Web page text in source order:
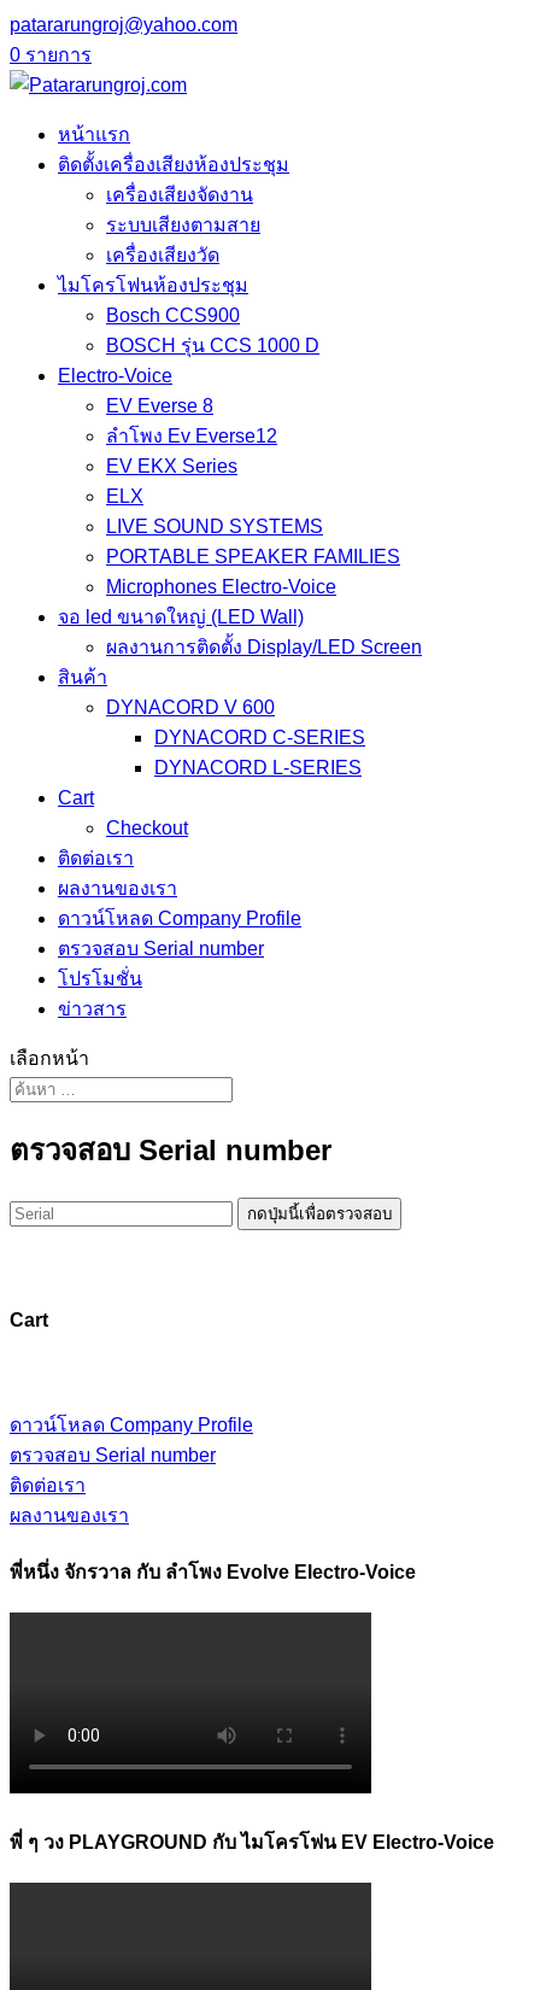
patararungroj@yahoo.com
0 รายการ
หน้าแรก
ติดตั้งเครื่องเสียงห้องประชุม
เครื่องเสียงจัดงาน
ระบบเสียงตามสาย
เครื่องเสียงวัด
ไมโครโฟนห้องประชุม
Bosch CCS900
BOSCH รุ่น CCS 1000 D
Electro-Voice
EV Everse 8
ลำโพง Ev Everse12
EV EKX Series
ELX
LIVE SOUND SYSTEMS
PORTABLE SPEAKER FAMILIES
Microphones Electro-Voice
จอ led ขนาดใหญ่ (LED Wall)
ผลงานการติดตั้ง Display/LED Screen
สินค้า
DYNACORD V 600
DYNACORD C-SERIES
DYNACORD L-SERIES
Cart
Checkout
ติดต่อเรา
ผลงานของเรา
ดาวน์โหลด Company Profile
ตรวจสอบ Serial number
โปรโมชั่น
ข่าวสาร
เลือกหน้า
ตรวจสอบ Serial number
Cart
ดาวน์โหลด Company Profile
ตรวจสอบ Serial number
ติดต่อเรา
ผลงานของเรา
พี่หนึ่ง จักรวาล กับ ลำโพง Evolve Electro-Voice
พี่ ๆ วง PLAYGROUND กับ ไมโครโฟน EV Electro-Voice